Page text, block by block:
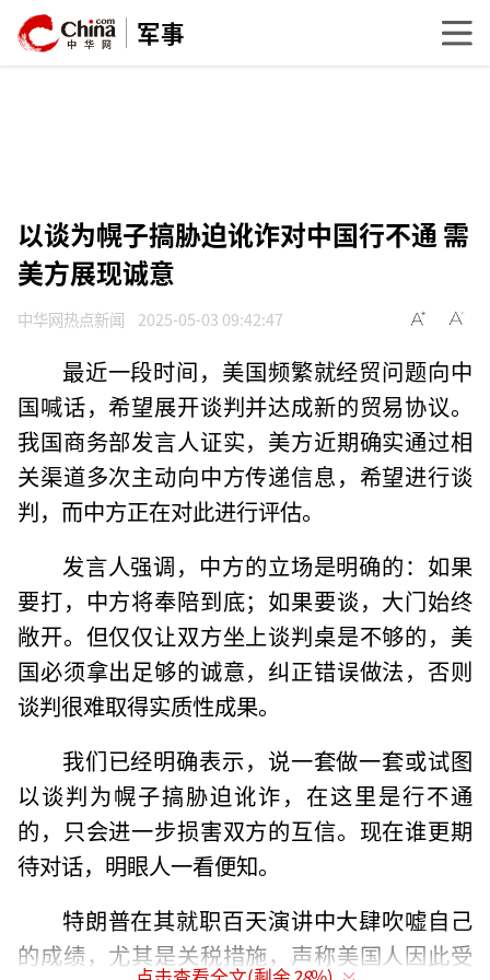
军事
以谈为幌子搞胁迫讹诈对中国行不通 需
美方展现诚意
中华网热点新闻 2025-05-03 09:42:47
最近一段时间，美国频繁就经贸问题向中
国喊话，希望展开谈判并达成新的贸易协议。
我国商务部发言人证实，美方近期确实通过相
关渠道多次主动向中方传递信息，希望进行谈
判，而中方正在对此进行评估。
发言人强调，中方的立场是明确的：如果
要打，中方将奉陪到底；如果要谈，大门始终
敞开。但仅仅让双方坐上谈判桌是不够的，美
国必须拿出足够的诚意，纠正错误做法，否则
谈判很难取得实质性成果。
我们已经明确表示，说一套做一套或试图
以谈判为幌子搞胁迫讹诈，在这里是行不通
的，只会进一步损害双方的互信。现在谁更期
待对话，明眼人一看便知。
特朗普在其就职百天演讲中大肆吹嘘自己
的成绩，尤其是关税措施，声称美国人因此受